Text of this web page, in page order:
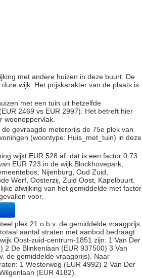
met andere huizen in deze buurt. De
wijk. Het prijskarakter van de plaats is
met een tuin uit hetzelfde
2469 vs EUR 2997). Het betreft hier
woonoppervlak.
gevraagde meterprijs de 75e plek van
(woontype: Huis_met_tuin) in deze
wijkt EUR 528 af: dat is een factor 0.73
EUR 723 in de wijk Blockhovepark,
Nijenburg, Oud Zuid,
Werf, Oosterzij, Zuid Oost, Kapelbuurt.
afwijking van het gemiddelde met factor
voor.
plek 21 o.b.v. de gemiddelde vraagprijs
aantal straten met aanbod bedraagt
Oost-zuid-centrum-1851 zijn: 1 Van Der
2 De Blinkenlaan (EUR 937500) 3 Van
de gemiddelde vraagprijs). Naar
1 Westerweg (EUR 4992) 2 Van Der
(EUR 4182).